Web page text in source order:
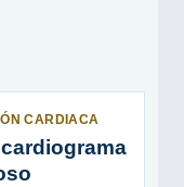
CARDIACA